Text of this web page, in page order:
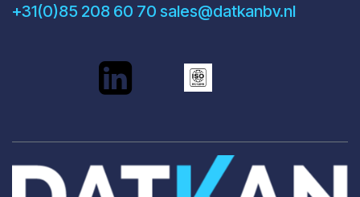
+31(0)85 208 60 70 sales@datkanbv.nl